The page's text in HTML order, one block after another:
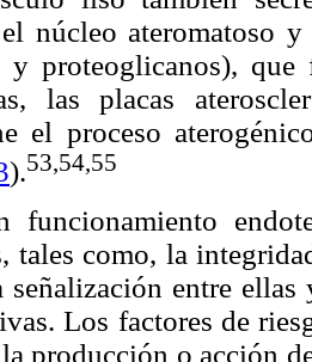
núcleo ateromatoso
y proteoglicanos),
las placas
el proceso
).53,54,55
funcionamiento
tales como, la
señalización entre
Los factores de
producción o acción